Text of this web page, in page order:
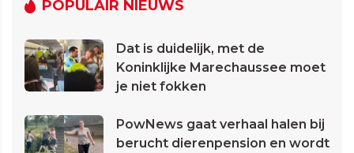
POPULAIR NIEUWS
Dat is duidelijk, met de
Koninklijke Marechaussee moet
je niet fokken
PowNews gaat verhaal halen bij
berucht dierenpension en wordt